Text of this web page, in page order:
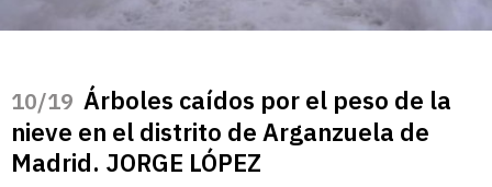
/19 Árboles caídos por el peso de la
nieve en el distrito de Arganzuela de
Madrid. JORGE LÓPEZ